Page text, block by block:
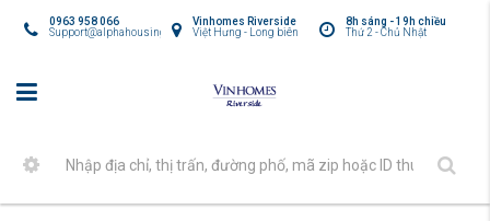
8h sáng - 19h chiều
Thứ 2 - Chủ Nhật
Vinhomes Riverside
Việt Hưng - Long biên
0963 958 066
Support@alphahousing.vn